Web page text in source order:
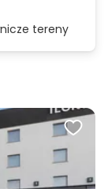
tereny